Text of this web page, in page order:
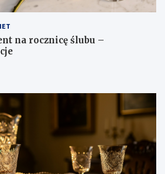
na rocznicę ślubu –